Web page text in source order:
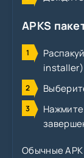
APKS
installer)
Обычные APK